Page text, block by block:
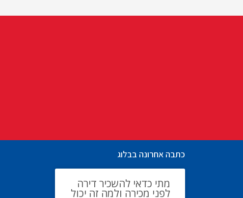
כתבה אחרונה בבלוג
מתי כדאי להשכיר דירה
לפני מכירה ולמה זה יכול